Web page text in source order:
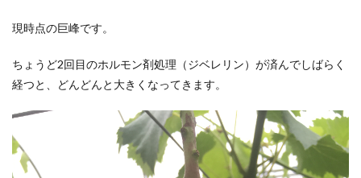
現時点の巨峰です。
ちょうど2回目のホルモン剤処理（ジベレリン）が済んでしばらく
経つと、どんどんと大きくなってきます。